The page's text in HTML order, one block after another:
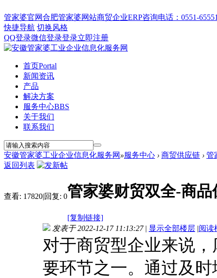
管家婆官网合肥管家婆网站商贸企业ERP咨询电话：0551-
快捷导航 切换风格
QQ登录微信登录登录立即注册
首页Portal
新闻资讯
产品
解决方案
服务中心BBS
关于我们
联系我们
安徽管家婆工业企业信息化服务网 »服务中心 › 商贸供应链 › 管
返回列表
查看: 17820|回复: 0管家婆财贸双全-商
[复制链接]
发表于 2022-12-17 11:13:27 | 显示全部楼层 |阅读
对于商贸型企业来说
要环节之一。通过及